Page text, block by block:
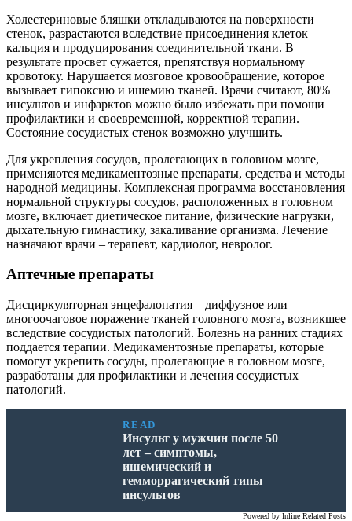
Холестериновые бляшки откладываются на поверхности
стенок, разрастаются вследствие присоединения клеток
кальция и продуцирования соединительной ткани. В
результате просвет сужается, препятствуя нормальному
кровотоку. Нарушается мозговое кровообращение, которое
вызывает гипоксию и ишемию тканей. Врачи считают, 80%
инсультов и инфарктов можно было избежать при помощи
профилактики и своевременной, корректной терапии.
Состояние сосудистых стенок возможно улучшить.
Для укрепления сосудов, пролегающих в головном мозге,
применяются медикаментозные препараты, средства и методы
народной медицины. Комплексная программа восстановления
нормальной структуры сосудов, расположенных в головном
мозге, включает диетическое питание, физические нагрузки,
дыхательную гимнастику, закаливание организма. Лечение
назначают врачи – терапевт, кардиолог, невролог.
Аптечные препараты
Дисциркуляторная энцефалопатия – диффузное или
многоочаговое поражение тканей головного мозга, возникшее
вследствие сосудистых патологий. Болезнь на ранних стадиях
поддается терапии. Медикаментозные препараты, которые
помогут укрепить сосуды, пролегающие в головном мозге,
разработаны для профилактики и лечения сосудистых
патологий.
READ
Инсульт у мужчин после 50
лет – симптомы,
ишемический и
гемморрагический типы
инсультов
Powered by Inline Related Posts